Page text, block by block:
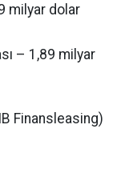
milyar dolar
– 1,89 milyar
Finansleasing)